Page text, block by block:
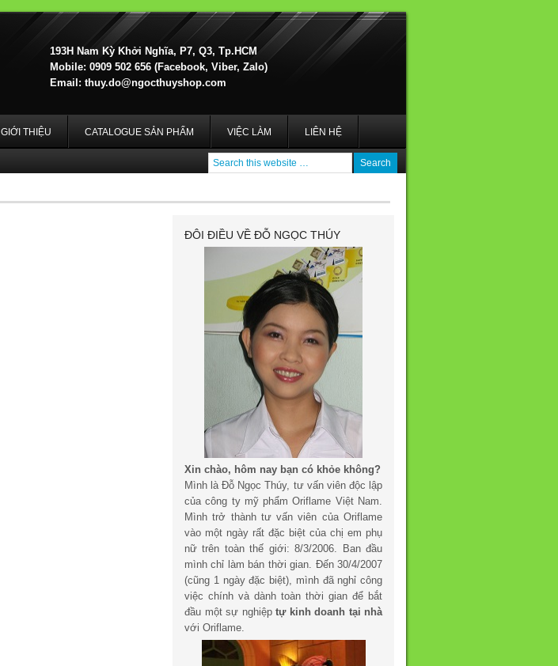
193H Nam Kỳ Khởi Nghĩa, P7, Q3, Tp.HCM
Mobile: 0909 502 656 (Facebook, Viber, Zalo)
Email: thuy.do@ngocthuyshop.com
GIỚI THIỆU CATALOGUE SẢN PHẨM VIỆC LÀM LIÊN HỆ
ĐÔI ĐIỀU VỀ ĐỖ NGỌC THÚY
Xin chào, hôm nay bạn có khỏe không?
Mình là Đỗ Ngọc Thúy, tư vấn viên độc lập
của công ty mỹ phẩm Oriflame Việt Nam.
Mình trở thành tư vấn viên của Oriflame
vào một ngày rất đặc biệt của chị em phụ
nữ trên toàn thế giới: 8/3/2006. Ban đầu
mình chỉ làm bán thời gian. Đến 30/4/2007
(cũng 1 ngày đặc biệt), mình đã nghỉ công
việc chính và dành toàn thời gian để bắt
đầu một sự nghiệp tự kinh doanh tại nhà
với Oriflame.